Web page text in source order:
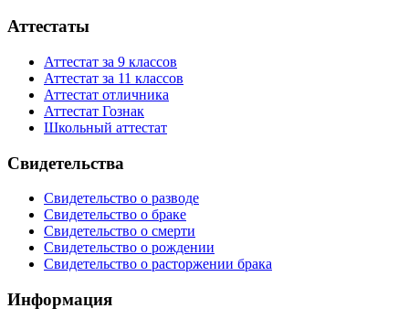
Аттестаты
Аттестат за 9 классов
Аттестат за 11 классов
Аттестат отличника
Аттестат Гознак
Школьный аттестат
Свидетельства
Свидетельство о разводе
Свидетельство о браке
Свидетельство о смерти
Свидетельство о рождении
Свидетельство о расторжении брака
Информация